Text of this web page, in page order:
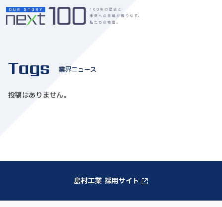
Tags 業界ニュース
投稿はありません。
島村工業 採用サイト